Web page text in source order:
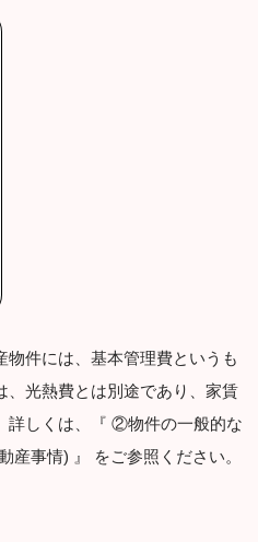
物件には、基本管理費というも
、光熱費とは別途であり、家賃
詳しくは、『 ②物件の一般的な
産事情) 』 をご参照ください。